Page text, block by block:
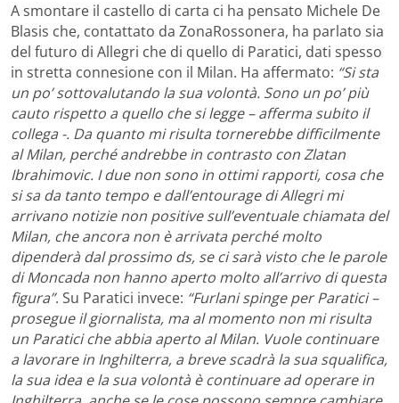
A smontare il castello di carta ci ha pensato Michele De
Blasis che, contattato da ZonaRossonera, ha parlato sia
del futuro di Allegri che di quello di Paratici, dati spesso
in stretta connesione con il Milan. Ha affermato: “Si sta
un po’ sottovalutando la sua volontà. Sono un po’ più
cauto rispetto a quello che si legge – afferma subito il
collega -. Da quanto mi risulta tornerebbe difficilmente
al Milan, perché andrebbe in contrasto con Zlatan
Ibrahimovic. I due non sono in ottimi rapporti, cosa che
si sa da tanto tempo e dall’entourage di Allegri mi
arrivano notizie non positive sull’eventuale chiamata del
Milan, che ancora non è arrivata perché molto
dipenderà dal prossimo ds, se ci sarà visto che le parole
di Moncada non hanno aperto molto all’arrivo di questa
figura”. Su Paratici invece: “Furlani spinge per Paratici –
prosegue il giornalista, ma al momento non mi risulta
un Paratici che abbia aperto al Milan. Vuole continuare
a lavorare in Inghilterra, a breve scadrà la sua squalifica,
la sua idea e la sua volontà è continuare ad operare in